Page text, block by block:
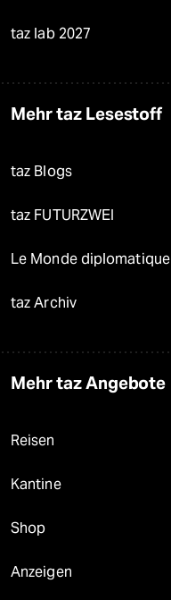
taz lab 2027
Mehr taz Lesestoff
taz Blogs
taz FUTURZWEI
Le Monde diplomatique
taz Archiv
Mehr taz Angebote
Reisen
Kantine
Shop
Anzeigen